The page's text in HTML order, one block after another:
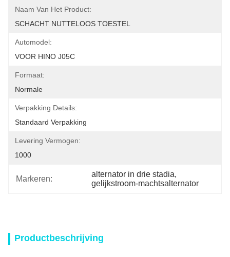
Naam Van Het Product:
SCHACHT NUTTELOOS TOESTEL
Automodel:
VOOR HINO J05C
Formaat:
Normale
Verpakking Details:
Standaard Verpakking
Levering Vermogen:
1000
Markeren:
alternator in drie stadia,
gelijkstroom-machtsalternator
Productbeschrijving